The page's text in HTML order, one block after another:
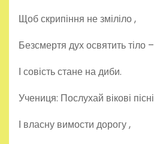
Щоб скрипіння не зміліло ,
Безсмертя дух освятить тіло –
І совість стане на диби.
Учениця: Послухай вікові пісні
І власну вимости дорогу ,